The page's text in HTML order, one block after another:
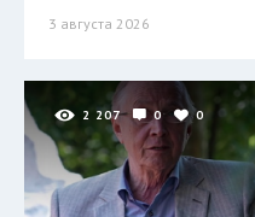
3 августа 2026
2 207 0 0